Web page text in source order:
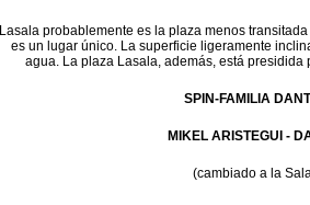
Lasala probablemente es la plaza menos
es un lugar único. La superficie ligeramente
agua. La plaza Lasala, además, está
SPIN-FAMILIA
MIKEL ARISTEGUI -
(cambiado a la